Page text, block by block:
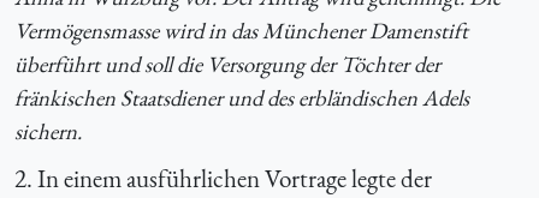
Vermögensmasse wird in das Münchener Damenstift
überführt und soll die Versorgung der Töchter der
fränkischen Staatsdiener und des erbländischen Adels
sichern.
2. In einem ausführlichen Vortrage legte der